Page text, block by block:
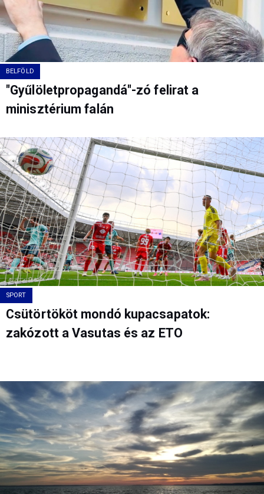
BELFÖLD
"Gyűlöletpropagandá"-zó felirat a
minisztérium falán
SPORT
Csütörtököt mondó kupacsapatok:
zakózott a Vasutas és az ETO